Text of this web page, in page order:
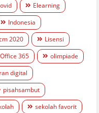
Elearning
Indonesia
2020
Lisensi
Office 365
olimpiade
digital
pisahsambut
sekolah favorit